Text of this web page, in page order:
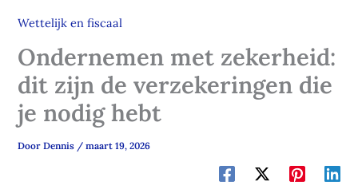
Wettelijk en fiscaal
Ondernemen met zekerheid:
dit zijn de verzekeringen die
je nodig hebt
DoorDennis /maart 19, 2026